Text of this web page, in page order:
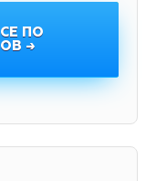
ПО
→